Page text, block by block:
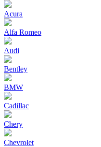
Acura
Alfa Romeo
Audi
Bentley
BMW
Cadillac
Chery
Chevrolet